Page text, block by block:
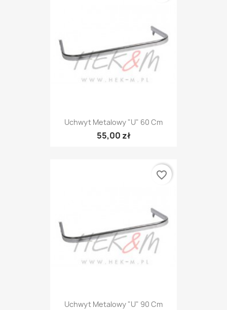
Uchwyt Metalowy "U" 60 Cm
55,00 zł
Uchwyt Metalowy "U" 90 Cm
favorite_border